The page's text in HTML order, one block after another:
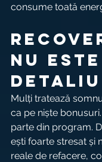
consume toată
nu
detaliu
Mulți tratează
ca pe niște
parte din program.
ești foarte stresat și
reale de refacere,